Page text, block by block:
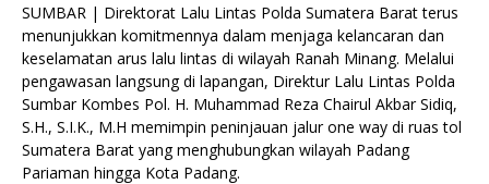
SUMBAR | Direktorat Lalu Lintas Polda Sumatera Barat terus
menunjukkan komitmennya dalam menjaga kelancaran dan
keselamatan arus lalu lintas di wilayah Ranah Minang. Melalui
pengawasan langsung di lapangan, Direktur Lalu Lintas Polda
Sumbar Kombes Pol. H. Muhammad Reza Chairul Akbar Sidiq,
S.H., S.I.K., M.H memimpin peninjauan jalur one way di ruas tol
Sumatera Barat yang menghubungkan wilayah Padang
Pariaman hingga Kota Padang.